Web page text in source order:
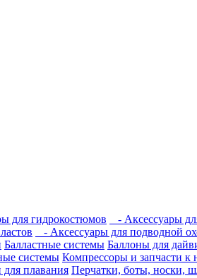
для гидрокостюмов - Аксессуары
- Аксессуары для подводной
Балластные системы Баллоны для
системы Компрессоры и запчасти к
плавания Перчатки, боты, носки,